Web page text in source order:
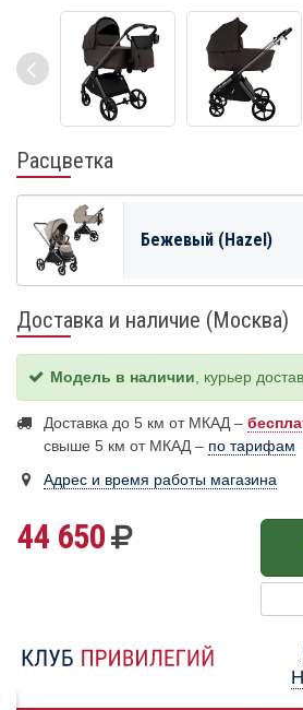
Расцветка
Бежевый (Hazel)
Доставка и наличие (Москва)
Модель в наличии , курьер
Доставка до 5 км от МКАД –
свыше 5 км от МКАД – по тарифам
Адрес и время работы магазина
44 650